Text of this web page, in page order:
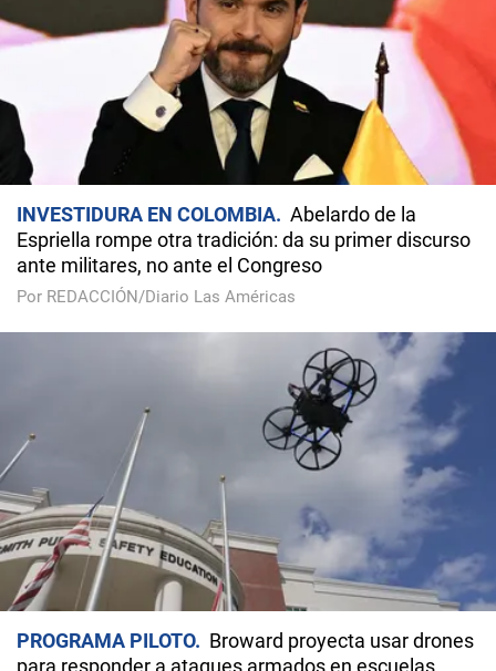
INVESTIDURA EN COLOMBIA
Abelardo de la
Espriella rompe otra tradición: da su primer discurso
ante militares, no ante el Congreso
Por REDACCIÓN/Diario Las Américas
PROGRAMA PILOTO
Broward proyecta usar drones
para responder a ataques armados en escuelas